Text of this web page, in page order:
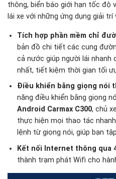
thông, biển báo giới hạn tốc độ
lái xe với những ứng dụng giải trí
Tích hợp phần mềm chỉ
bản đồ chi tiết các cung
cả nước giúp người lái nhanh
nhất, tiết kiệm thời gian tối
Điều khiển bằng giọng nói
năng điều khiển bằng giọng
Android Carmax C300, chủ
thực hiện mọi thao tác
lệnh từ giọng nói, giúp bạn
Kết nối Internet thông qua
thành trạm phát Wifi cho